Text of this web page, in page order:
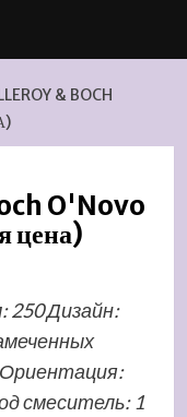
& BOCH
O'Novo
цена)
250 Дизайн:
смеситель: 1